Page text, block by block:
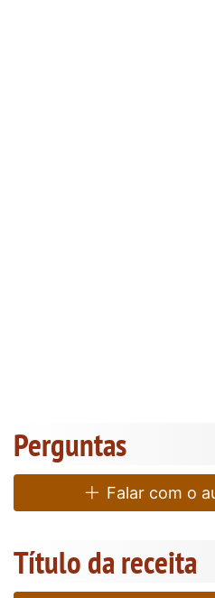
Perguntas
Falar com o
Título da receita